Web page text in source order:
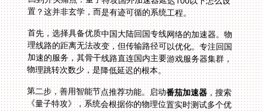
置？这并非玄学，而是有迹可循的系统工程。
首先，选择具备优质中国大陆回国专线网络的加速器。物
理线路的距离无法改变，但传输路径可以优化。专注回国
加速的服务，其骨干线路直连国内主要游戏服务器集群，
物理跳转次数少，是降低延迟的根本。
第二步，善用智能节点推荐功能。启动番茄加速器，搜索
《量子特攻》，系统会根据你的物理位置实时测试多个优
质节点，优先推荐延迟最低、丢包率最小的线路。别迷信